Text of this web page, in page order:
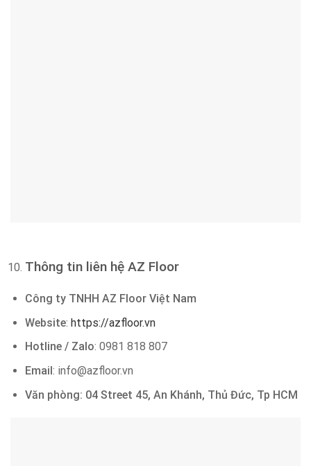
Thông tin liên hệ AZ Floor
Công ty TNHH AZ Floor Việt Nam
Website: https://azfloor.vn
Hotline / Zalo: 0981 818 807
Email: info@azfloor.vn
Văn phòng: 04 Street 45, An Khánh, Thủ Đức, Tp HCM